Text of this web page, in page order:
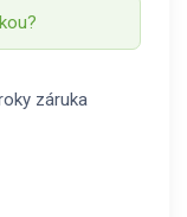
záruka